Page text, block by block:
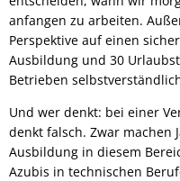
anfangen zu arbeiten.
Perspektive auf einen
Ausbildung und 30
Betrieben
Und wer denkt: bei einer
denkt falsch. Zwar machen
Ausbildung in diesem
Azubis in technischen